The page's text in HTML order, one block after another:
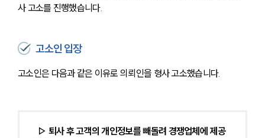
사 고소를 진행했습니다.
고소인 입장
고소인은 다음과 같은 이유로 의뢰인을 형사 고소했습니다.
▷ 퇴사 후 고객의 개인정보를 빼돌려 경쟁업체에 제공